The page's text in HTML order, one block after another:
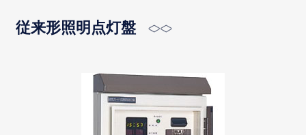
従来形照明点灯盤